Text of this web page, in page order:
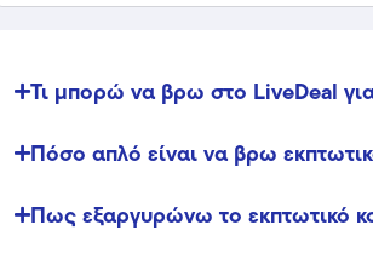
Extra -40% Έκπτωση σε όλα τα
προϊόντα, με τη χρήση του
Featured
Τι μπορώ να βρω στο LiveDeal
Πόσο απλό είναι να βρω
Πως εξαργυρώνω το εκπτωτικό